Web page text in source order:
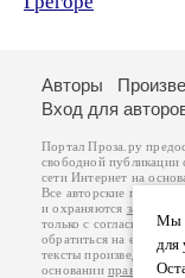
Мы
для
Авторы
Вход для
Портал Проза.ру
свободной публикации
сети Интернет на
Все авторские права на
и охраняются законом
.
только с согласия его
обратиться на его
тексты произведений
основанииправил